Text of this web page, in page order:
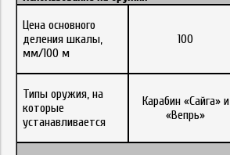
Цена основного
деления шкалы,
мм/100 м
100
Типы оружия, на
которые
устанавливается
Карабин «Сайга» и
«Вепрь»